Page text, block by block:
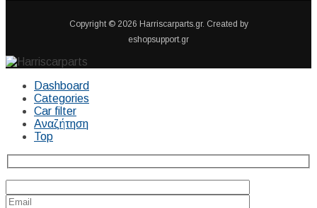
Copyright © 2026 Harriscarparts.gr. Created by
eshopsupport.gr
Dashboard
Categories
Car filter
Αναζήτηση
Top